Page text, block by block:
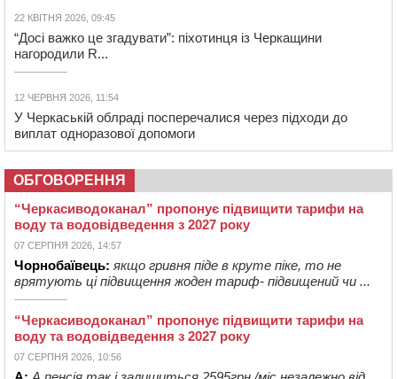
22 КВІТНЯ 2026, 09:45
“Досі важко це згадувати”: піхотинця із Черкащини
нагородили R...
12 ЧЕРВНЯ 2026, 11:54
У Черкаській облраді посперечалися через підходи до
виплат одноразової допомоги
ОБГОВОРЕННЯ
“Черкасиводоканал” пропонує підвищити тарифи на
воду та водовідведення з 2027 року
07 СЕРПНЯ 2026, 14:57
Чорнобаївець: якщо гривня піде в круте піке, то не
врятують ці підвищення жоден тариф- підвищений чи ...
“Черкасиводоканал” пропонує підвищити тарифи на
воду та водовідведення з 2027 року
07 СЕРПНЯ 2026, 10:56